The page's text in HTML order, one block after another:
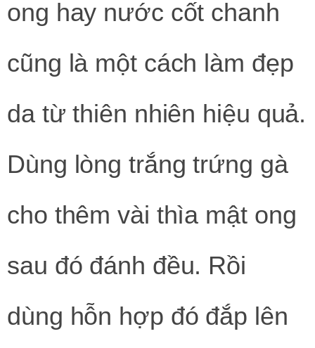
ong hay nước cốt chanh
cũng là một cách làm đẹp
da từ thiên nhiên hiệu quả.
Dùng lòng trắng trứng gà
cho thêm vài thìa mật ong
sau đó đánh đều. Rồi
dùng hỗn hợp đó đắp lên